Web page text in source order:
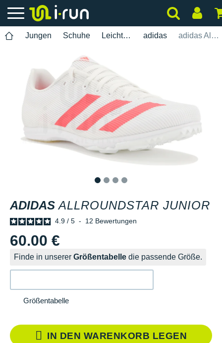
Jungen Schuhe Leichtathletik adidas adidas Allroundstar Junior
ADIDAS ALLROUNDSTAR JUNIOR
4.9 / 5 - 12 Bewertungen
60.00 €
Finde in unserer Größentabelle die passende Größe.
Größentabelle
IN DEN WARENKORB LEGEN